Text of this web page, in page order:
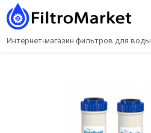
Интернет-магазин фильтров для воды